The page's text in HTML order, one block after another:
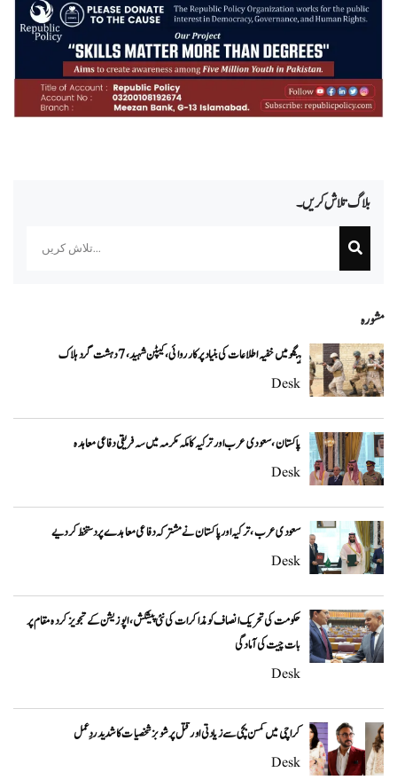
بلاگ تلاش کریں۔
مشورہ
ہنگو میں خفیہ اطلاعات کی بنیاد پر کارروائی، کیپٹن شہید، 7 دہشت گرد ہلاک
Desk
پاکستان، سعودی عرب اور ترکیہ کا مکہ مکرمہ میں سہ فریقی دفاعی معاہدہ
Desk
سعودی عرب، ترکیہ اور پاکستان نے مشترکہ دفاعی معاہدے پر دستخط کر دیے
Desk
حکومت کی تحریک انصاف کو مذاکرات کی نئی پیشکش، اپوزیشن کے تجویز کردہ مقام پر
بات چیت کی آمادگی
Desk
کراچی میں کمسن بچی سے زیادتی اور قتل پر شوبز شخصیات کا شدید ردِعمل
Desk